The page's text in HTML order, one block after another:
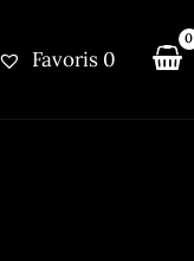
Favoris 0